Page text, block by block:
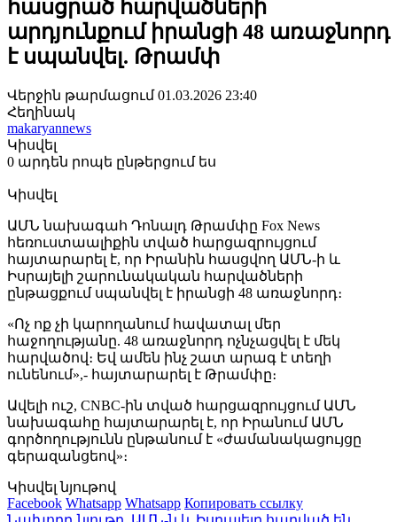
հասցրած հարվածների
արդյունքում իրանցի 48 առաջնորդ
է սպանվել. Թրամփ
Վերջին թարմացում 01.03.2026 23:40
Հեղինակ
makaryannews
Կիսվել
0 արդեն րոպե ընթերցում ես
Կիսվել
ԱՄՆ նախագահ Դոնալդ Թրամփը Fox News
հեռուստաալիքին տված հարցազրույցում
հայտարարել է, որ Իրանին հասցվող ԱՄՆ-ի և
Իսրայելի շարունակական հարվածների
ընթացքում սպանվել է իրանցի 48 առաջնորդ։
«Ոչ ոք չի կարողանում հավատալ մեր
հաջողությանը. 48 առաջնորդ ոչնչացվել է մեկ
հարվածով։ Եվ ամեն ինչ շատ արագ է տեղի
ունենում»,- հայտարարել է Թրամփը։
Ավելի ուշ, CNBC-ին տված հարցազրույցում ԱՄՆ
նախագահը հայտարարել է, որ Իրանում ԱՄՆ
գործողությունն ընթանում է «ժամանակացույցը
գերազանցեով»։
Կիսվել նյութով
Facebook Whatsapp Whatsapp Копировать ссылку